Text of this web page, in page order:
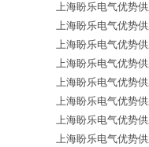
上海盼乐电气优势
上海盼乐电气优势
上海盼乐电气优势
上海盼乐电气优势
上海盼乐电气优势
上海盼乐电气优势
上海盼乐电气优势
上海盼乐电气优势